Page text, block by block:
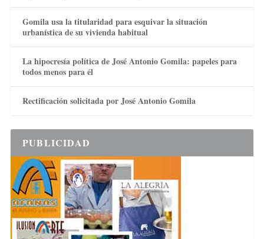
Gomila usa la titularidad para esquivar la situación
urbanística de su vivienda habitual
La hipocresía política de José Antonio Gomila: papeles para
todos menos para él
Rectificación solicitada por José Antonio Gomila
PUBLICIDAD